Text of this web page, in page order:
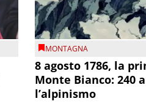
MONTAGNA
8 agosto 1786, la
Monte Bianco: 240
l’alpinismo